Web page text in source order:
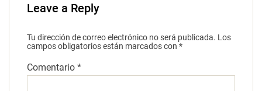
Leave a Reply
Tu dirección de correo electrónico no será publicada. Los
campos obligatorios están marcados con *
Comentario *